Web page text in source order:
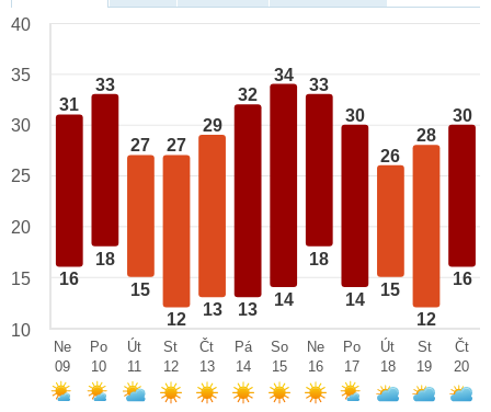
31
16
33
18
27
15
27
12
29
13
32
13
34
14
33
18
30
14
26
15
28
12
30
16
40
35
30
25
20
15
10
Ne
09
Po
10
Út
11
St
12
Čt
13
Pá
14
So
15
Ne
16
Po
17
Út
18
St
19
Čt
20